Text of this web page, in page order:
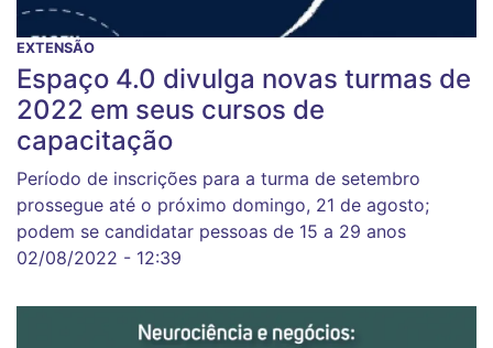
EXTENSÃO
Espaço 4.0 divulga novas turmas de
2022 em seus cursos de
capacitação
Período de inscrições para a turma de setembro
prossegue até o próximo domingo, 21 de agosto;
podem se candidatar pessoas de 15 a 29 anos
02/08/2022 - 12:39